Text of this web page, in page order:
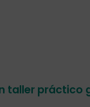
taller práctico